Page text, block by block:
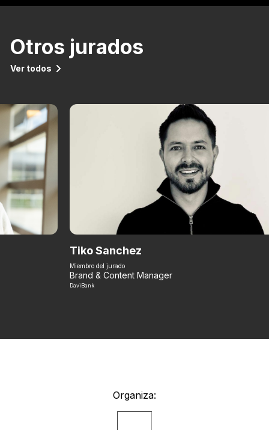
Otros jurados
Ver todos
Tiko Sanchez
Miembro del jurado
Brand & Content Manager
DaviBank
Organiza: